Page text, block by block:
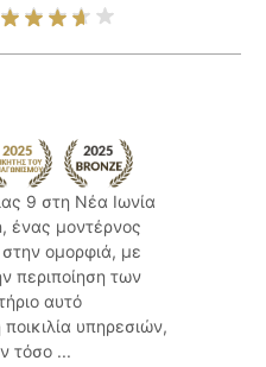
9 στη Νέα Ιωνία
ένας μοντέρνος
ομορφιά, με
περιποίηση των
αυτό
υπηρεσιών,
τόσο ...